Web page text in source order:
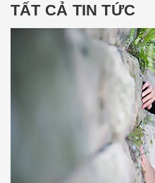
TẤT CẢ TIN TỨC